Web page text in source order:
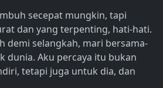
secepat mungkin, tapi
dan yang terpenting, hati-hati.
demi selangkah, mari bersama-
dunia. Aku percaya itu bukan
tetapi juga untuk dia, dan